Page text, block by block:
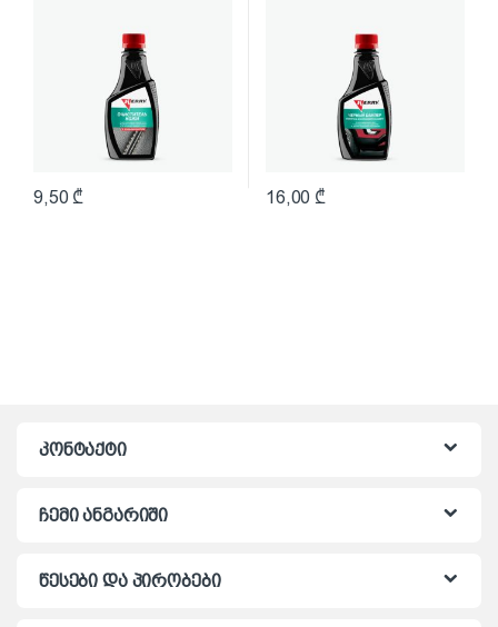
9,50 ₾ 16,00 ₾
კონტაქტი
ჩემი ანგარიში
წესები და პირობები